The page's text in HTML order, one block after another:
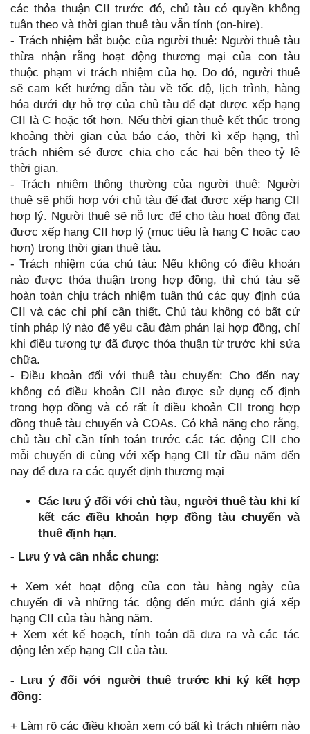
các thỏa thuận CII trước đó, chủ tàu có quyền không
tuân theo và thời gian thuê tàu vẫn tính (on-hire).
- Trách nhiệm bắt buộc của người thuê: Người thuê tàu
thừa nhận rằng hoạt động thương mại của con tàu
thuộc phạm vi trách nhiệm của họ. Do đó, người thuê
sẽ cam kết hướng dẫn tàu về tốc độ, lịch trình, hàng
hóa dưới dự hỗ trợ của chủ tàu để đạt được xếp hạng
CII là C hoặc tốt hơn. Nếu thời gian thuê kết thúc trong
khoảng thời gian của báo cáo, thời kì xếp hạng, thì
trách nhiệm sé được chia cho các hai bên theo tỷ lệ
thời gian.
- Trách nhiệm thông thường của người thuê: Người
thuê sẽ phối hợp với chủ tàu để đạt được xếp hạng CII
hợp lý. Người thuê sẽ nỗ lực để cho tàu hoạt động đạt
được xếp hạng CII hợp lý (mục tiêu là hạng C hoặc cao
hơn) trong thời gian thuê tàu.
- Trách nhiệm của chủ tàu: Nếu không có điều khoản
nào được thỏa thuận trong hợp đồng, thì chủ tàu sẽ
hoàn toàn chịu trách nhiệm tuân thủ các quy định của
CII và các chi phí cần thiết. Chủ tàu không có bất cứ
tính pháp lý nào để yêu cầu đàm phán lại hợp đồng, chỉ
khi điều tương tự đã được thỏa thuận từ trước khi sửa
chữa.
- Điều khoản đối với thuê tàu chuyến: Cho đến nay
không có điều khoản CII nào được sử dụng cố định
trong hợp đồng và có rất ít điều khoản CII trong hợp
đồng thuê tàu chuyến và COAs. Có khả năng cho rằng,
chủ tàu chỉ cần tính toán trước các tác động CII cho
mỗi chuyến đi cùng với xếp hạng CII từ đầu năm đến
nay để đưa ra các quyết định thương mại
Các lưu ý đối với chủ tàu, người thuê tàu khi kí
kết các điều khoản hợp đồng tàu chuyến và
thuê định hạn.
- Lưu ý và cân nhắc chung:
+ Xem xét hoạt động của con tàu hàng ngày của
chuyến đi và những tác động đến mức đánh giá xếp
hạng CII của tàu hàng năm.
+ Xem xét kế hoạch, tính toán đã đưa ra và các tác
động lên xếp hạng CII của tàu.
- Lưu ý đối với người thuê trước khi ký kết hợp
đồng:
+ Làm rõ các điều khoản xem có bất kì trách nhiệm nào